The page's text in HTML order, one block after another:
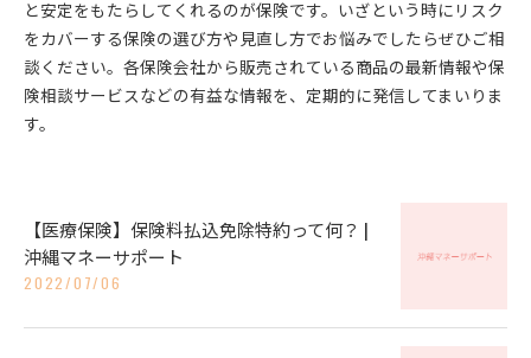
と安定をもたらしてくれるのが保険です。いざという時にリスク
をカバーする保険の選び方や見直し方でお悩みでしたらぜひご相
談ください。各保険会社から販売されている商品の最新情報や保
険相談サービスなどの有益な情報を、定期的に発信してまいりま
す。
【医療保険】保険料払込免除特約って何？ |
沖縄マネーサポート
2022/07/06